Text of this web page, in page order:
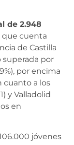
de 2.948
que cuenta
de Castilla
superada por
por encima
cuanto a los
y Valladolid
en
jóvenes